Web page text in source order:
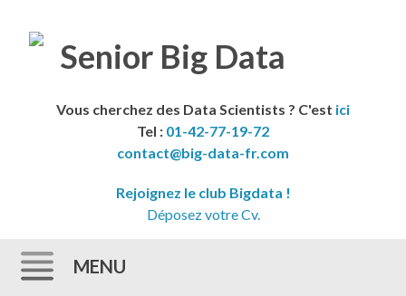
Vous cherchez des Data Scientists ? C'est ici
Tel : 01-42-77-19-72
contact@big-data-fr.com
Rejoignez le club Bigdata !
Déposez votre Cv.
MENU